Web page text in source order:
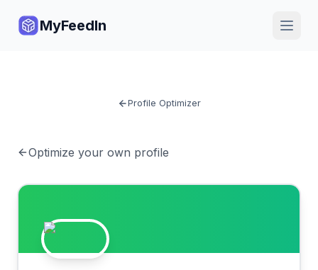
MyFeedIn
Profile Optimizer
Optimize your own profile